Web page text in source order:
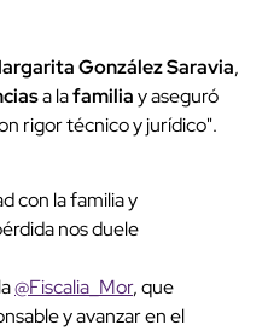
González Saravia,
a lafamiliay aseguró
rigor técnico y jurídico".
con la familia y
nos duele
@Fiscalia_Mor, que
y avanzar en el